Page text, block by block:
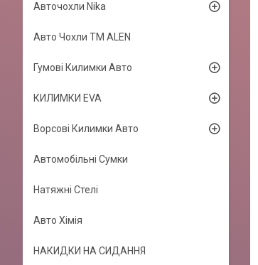
Авточохли Nika
Авто Чохли TM ALEN
Гумові Килимки Авто
КИЛИМКИ EVA
Ворсові Килимки Авто
Автомобільні Сумки
Натяжні Стелі
Авто Хімія
НАКИДКИ НА СИДАННЯ